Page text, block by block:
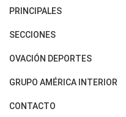
PRINCIPALES
Últimas Noticias
Política
Judiciales
SECCIONES
Horóscopo
Motores
OVACIÓN DEPORTES
Fútbol
Mundial
GRUPO AMÉRICA INTERIOR
Canal 7 en Vivo
CONTACTO